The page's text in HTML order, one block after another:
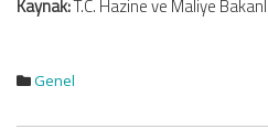
Kaynak:T.C. Hazine ve Maliye
Genel